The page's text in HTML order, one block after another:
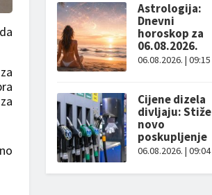
Astrologija:
Dnevni
horoskop za
06.08.2026.
06.08.2026. | 09:15
Cijene dizela
divljaju: Stiže
novo
poskupljenje
06.08.2026. | 09:04